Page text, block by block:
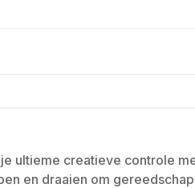
ultieme creatieve controle
en draaien om